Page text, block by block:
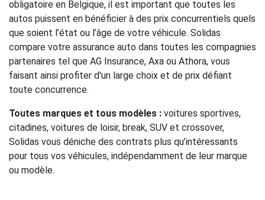
obligatoire en Belgique, il est important que toutes les
autos puissent en bénéficier à des prix concurrentiels quels
que soient l’état ou l’âge de votre véhicule. Solidas
compare votre assurance auto dans toutes les compagnies
partenaires tel que AG Insurance, Axa ou Athora, vous
faisant ainsi profiter d'un large choix et de prix défiant
toute concurrence.
Toutes marques et tous modèles : voitures sportives,
citadines, voitures de loisir, break, SUV et crossover,
Solidas vous déniche des contrats plus qu’intéressants
pour tous vos véhicules, indépendamment de leur marque
ou modèle.